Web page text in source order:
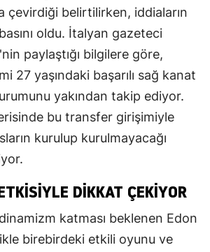
çevirdiği belirtilirken, iddiaların
oldu. İtalyan gazeteci
paylaştığı bilgilere göre,
27 yaşındaki başarılı sağ kanat
yakından takip ediyor.
bu transfer girişimiyle
kurulup kurulmayacağı
DİKKAT ÇEKİYOR
katması beklenen Edon
birebirdeki etkili oyunu ve